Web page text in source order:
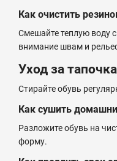
Как очистить
Смешайте теплую воду
внимание швам и
Уход за
Стирайте обувь
Как сушить
Разложите обувь на
форму.